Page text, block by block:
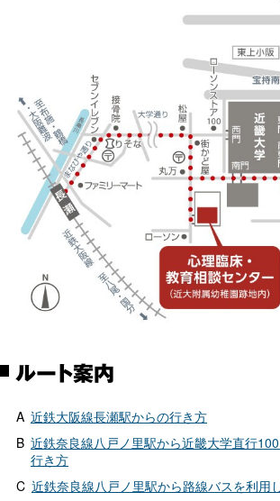
ルート案内
A 近鉄大阪線長瀬駅からの行き方
B 近鉄奈良線八戸ノ里駅から近畿大学直行
行き方
C 近鉄奈良線八戸ノ里駅から路線バスを利用